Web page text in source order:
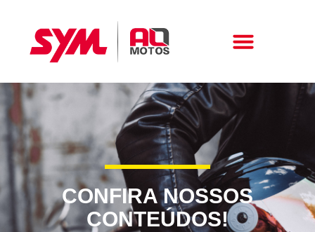
CONFIRA NOSSOS
CONTEÚDOS!